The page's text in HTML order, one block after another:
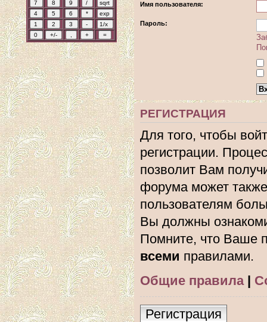
Имя пользователя:
Пароль:
РЕГИСТРАЦИЯ
Для того, чтобы
регистрации.
позволит Вам
форума может
пользователям
Вы должны
Помните, что Ваше
всеми правилами.
Общие правила|
Регистрация